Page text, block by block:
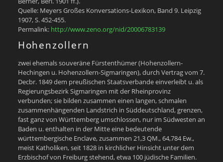
Quelle: Meyers Großes Konversations-Lexikon, Band 9. Leipzig
1907, S. 452-455.
Permalink: http://www.zeno.org/nid/20006783139
Hohenzollern
zwei ehemals souveräne Fürstenthümer (Hohenzollern-
Hechingen u. Hohenzollern-Sigmaringen), durch Vertrag vom 7.
Decbr. 1849 dem preußischen Staatsverbande einverleibt u. als
Regierungsbezirk Sigmaringen mit der Rheinprovinz
verbunden; sie bilden zusammen einen langen, schmalen
zusammenhängenden Landstrich in Süddeutschland, grenzen,
fast ganz von Württemberg umschlossen, nur im Südwesten an
Baden u. enthalten in der Mitte eine bedeutende
württembergische Enclave, zusammen 21,3 QM., 64,784 Ew.,
meist Katholiken, seit 1828 in kirchlicher Hinsicht unter dem
Erzbischof von Freiburg stehend, etwa 100 jüdische Familien.